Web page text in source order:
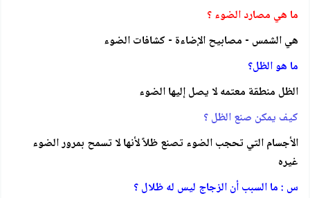
ما هي مصارد الضوء ؟
هي الشمس - مصابيح الإضاءة - كشافات الضوء
ما هو الظل؟
الظل منطقة معتمه لا يصل إليها الضوء
كيف يمكن صنع الظل ؟
الأجسام التي تحجب الضوء تصنع ظلاً لأنها لا تسمح بمرور الضوء
غيره
س : ما السبب أن الزجاج ليس له ظلال ؟